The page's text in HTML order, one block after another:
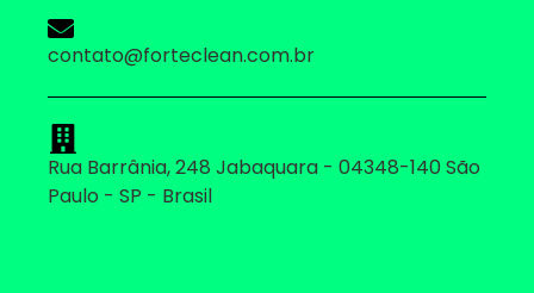
contato@forteclean.com.br
Rua Barrânia, 248 Jabaquara - 04348-140 São
Paulo - SP - Brasil